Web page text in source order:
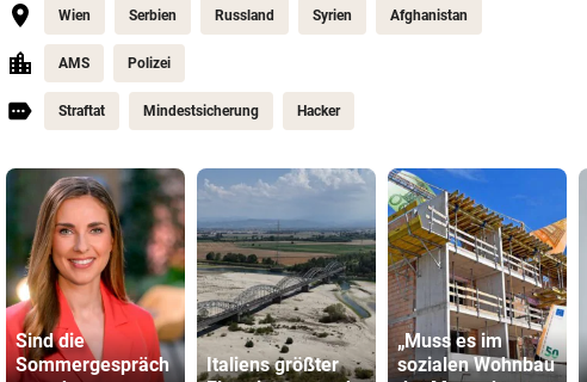
Wien Serbien Russland Syrien Afghanistan
AMS Polizei
Straftat Mindestsicherung Hacker
Sind die
Sommergespräch
Italiens größter
„Muss es im
sozialen Wohnbau